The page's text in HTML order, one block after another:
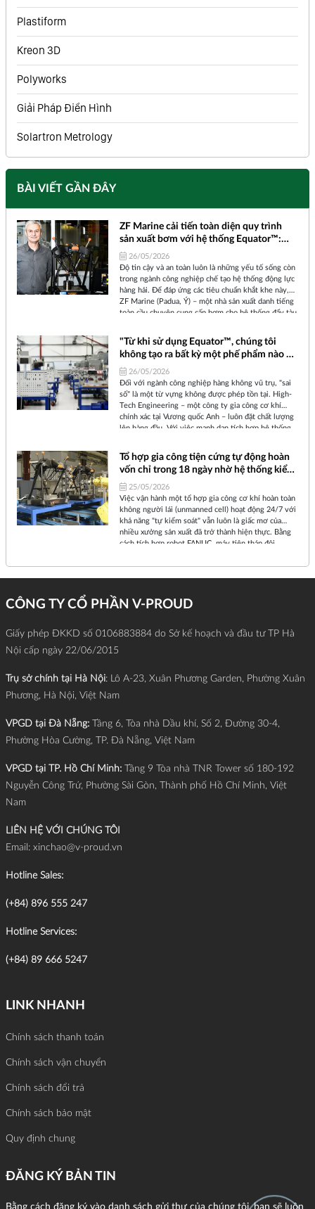
Plastiform
Kreon 3D
Polyworks
Giải Pháp Điển Hình
Solartron Metrology
BÀI VIẾT GẦN ĐÂY
ZF Marine cải tiến toàn diện quy trình
sản xuất bơm với hệ thống Equator™:
Nhỏ gọn, Bền bỉ và Kiểm tra đa chiều
26/05/2026
Độ tin cậy và an toàn luôn là những yếu tố sống còn
trong ngành công nghiệp chế tạo hệ thống động lực
hàng hải. Để đáp ứng các tiêu chuẩn khắt khe này,
ZF Marine (Padua, Ý) – một nhà sản xuất danh tiếng
toàn cầu chuyên cung cấp bơm cho hệ thống đẩy tàu
lời của họ chính là hệ thống đo lường Equator™ của
Renishaw.
"Từ khi sử dụng Equator™, chúng tôi
không tạo ra bất kỳ một phế phẩm nào và
đã giảm 27% chi phí sản xuất linh kiện"
26/05/2026
Đối với ngành công nghiệp hàng không vũ trụ, "sai
số" là một từ vựng không được phép tồn tại. High-
Tech Engineering – một công ty gia công cơ khí
chính xác tại Vương quốc Anh – luôn đặt chất lượng
lên hàng đầu. Với việc mạnh dạn tích hợp hệ thống
đã hiện thực hóa được mục tiêu kiểm tra 100% sản
phẩm đầu ra, đưa tỷ lệ phế phẩm về con số 0 tròn
trĩnh, đồng thời giảm một nửa yêu cầu về nhân sự
đo lường và cắt giảm tới 27% chi phí sản xuất.
Tổ hợp gia công tiện cứng tự động hoàn
vốn chỉ trong 18 ngày nhờ hệ thống kiểm
soát quy trình thông minh
25/05/2026
Việc vận hành một tổ hợp gia công cơ khí hoàn toàn
không người lái (unmanned cell) hoạt động 24/7 với
khả năng "tự kiểm soát" vẫn luôn là giấc mơ của
nhiều xưởng sản xuất đã trở thành hiện thực. Bằng
cách tích hợp robot FANUC, máy tiện tháp đôi
Renishaw, họ không chỉ tự động hóa hoàn toàn quy
trình tiện cứng (hard turning) mà còn đạt được mức
CÔNG TY CỔ PHẦN V-PROUD
Giấy phép ĐKKD số 0106883884 do Sở kế hoạch và đầu tư TP Hà
Nội cấp ngày 22/06/2015
Trụ sở chính tại Hà Nội: Lô A-23, Xuân Phương Garden, Phường Xuân
Phương, Hà Nội, Việt Nam
VPGD tại Đà Nẵng: Tầng 6, Tòa nhà Dầu khí, Số 2, Đường 30-4,
Phường Hòa Cường, TP. Đà Nẵng, Việt Nam
VPGD tại TP. Hồ Chí Minh: Tầng 9 Tòa nhà TNR Tower số 180-192
Nguyễn Công Trứ, Phường Sài Gòn, Thành phố Hồ Chí Minh, Việt
Nam
LIÊN HỆ VỚI CHÚNG TÔI
Email: xinchao@v-proud.vn
Hotline Sales:
(+84) 896 555 247
Hotline Services:
(+84) 89 666 5247
LINK NHANH
Chính sách thanh toán
Chính sách vận chuyển
Chính sách đổi trả
Chính sách bảo mật
Quy định chung
ĐĂNG KÝ BẢN TIN
Bằng cách đăng ký vào danh sách gửi thư của chúng tôi, bạn sẽ luôn